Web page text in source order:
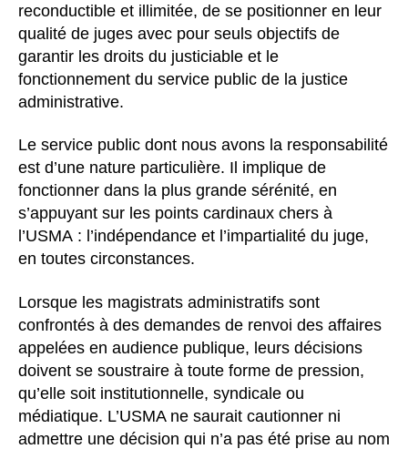
reconductible et illimitée, de se positionner en leur
qualité de juges avec pour seuls objectifs de
garantir les droits du justiciable et le
fonctionnement du service public de la justice
administrative.
Le service public dont nous avons la responsabilité
est d’une nature particulière. Il implique de
fonctionner dans la plus grande sérénité, en
s’appuyant sur les points cardinaux chers à
l’USMA : l’indépendance et l’impartialité du juge,
en toutes circonstances.
Lorsque les magistrats administratifs sont
confrontés à des demandes de renvoi des affaires
appelées en audience publique, leurs décisions
doivent se soustraire à toute forme de pression,
qu’elle soit institutionnelle, syndicale ou
médiatique. L’USMA ne saurait cautionner ni
admettre une décision qui n’a pas été prise au nom